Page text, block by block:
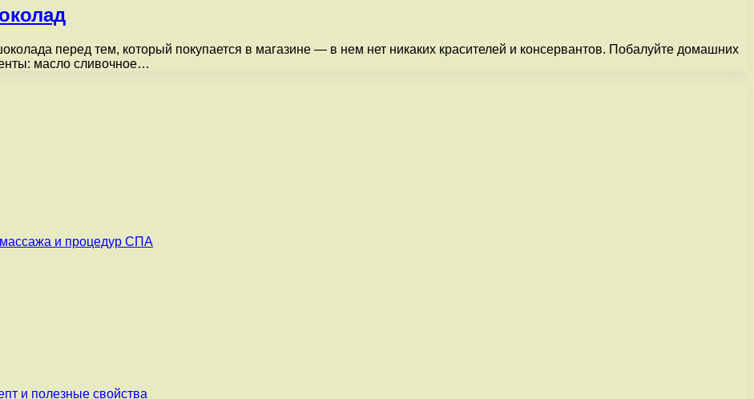
перед тем, который покупается в магазине — в нем нет никаких красителей и консервантов. Побалуйте домашних
масло сливочное…
массажа и процедур СПА
и полезные свойства